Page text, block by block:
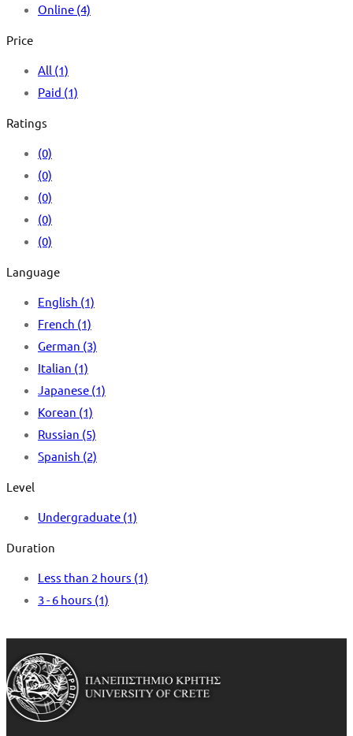
Online (4)
Price
All (1)
Paid (1)
Ratings
(0)
(0)
(0)
(0)
(0)
Language
English (1)
French (1)
German (3)
Italian (1)
Japanese (1)
Korean (1)
Russian (5)
Spanish (2)
Level
Undergraduate (1)
Duration
Less than 2 hours (1)
3 - 6 hours (1)